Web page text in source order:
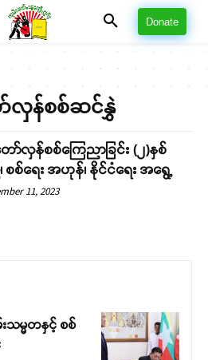
Donate
လှန်စစ်ဆင်နွှဲ
ာ်လှန်စစ်ကြေညာခြင်း (၂)နှစ်
စစ်ရေး အဟုန်၊ နိုင်ငံရေး အရွေ့
11, 2023
သမ္မတနှင့် စစ်